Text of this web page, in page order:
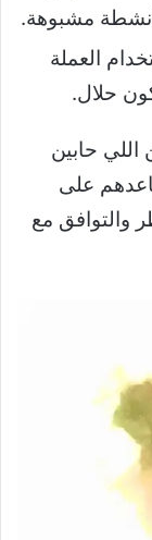
مشبوهة.
العملة
حلال.
حابين
على
والتوافق مع